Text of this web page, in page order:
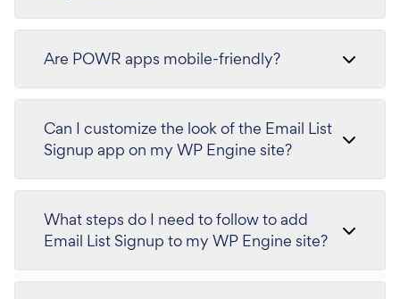
Are POWR apps mobile-friendly?
Can I customize the look of the Email List
Signup app on my WP Engine site?
What steps do I need to follow to add
Email List Signup to my WP Engine site?